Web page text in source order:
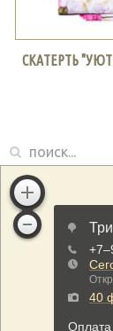
СКАТЕРТЬ